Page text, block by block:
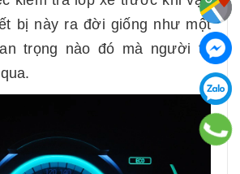
bị này ra đời giống như một
trọng nào đó mà người ta